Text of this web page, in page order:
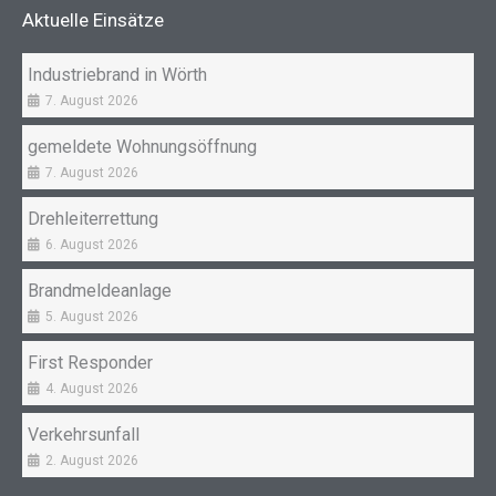
k
a
Aktuelle Einsätze
Industriebrand in Wörth
7. August 2026
gemeldete Wohnungsöffnung
7. August 2026
Drehleiterrettung
6. August 2026
Brandmeldeanlage
5. August 2026
First Responder
4. August 2026
Verkehrsunfall
2. August 2026